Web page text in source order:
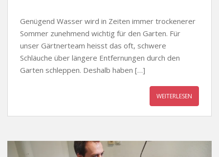
Genügend Wasser wird in Zeiten immer trockenerer
Sommer zunehmend wichtig für den Garten. Für
unser Gärtnerteam heisst das oft, schwere
Schläuche über längere Entfernungen durch den
Garten schleppen. Deshalb haben […]
WEITERLESEN